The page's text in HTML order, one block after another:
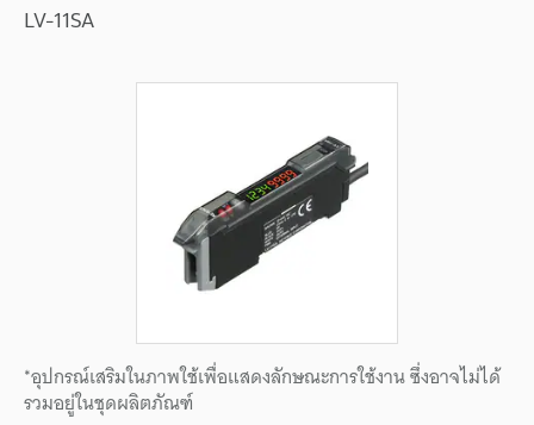
LV-11SA
*อุปกรณ์เสริมในภาพใช้เพื่อแสดงลักษณะการใช้งาน ซึ่งอาจไม่ได้
รวมอยู่ในชุดผลิตภัณฑ์